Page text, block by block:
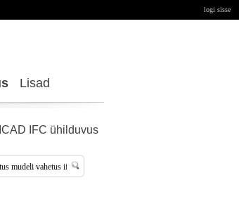
logi sisse
Lisad
IFC ühilduvus